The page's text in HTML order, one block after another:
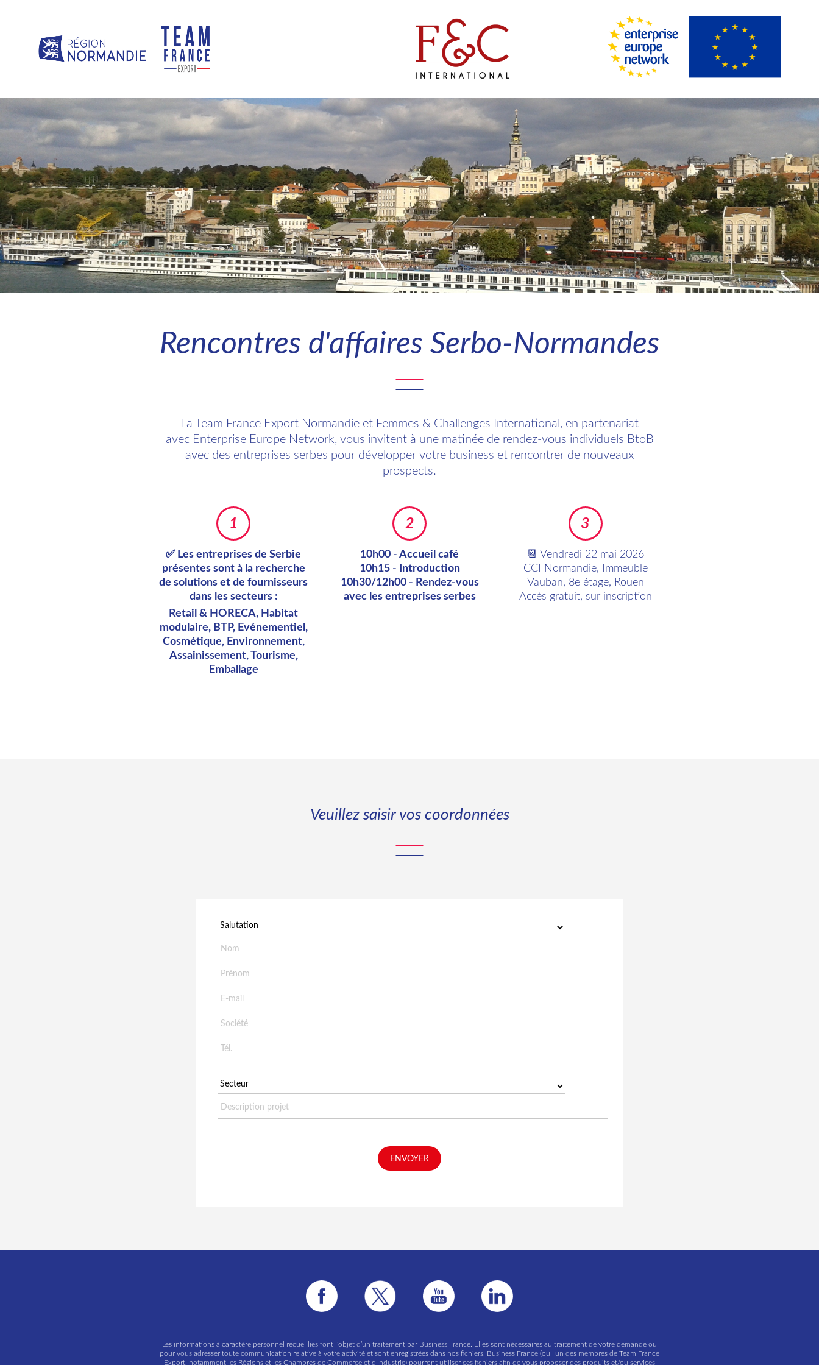
Rencontres d'affaires Serbo-Normandes
La Team France Export Normandie et Femmes & Challenges International, en partenariat
avec Enterprise Europe Network, vous invitent à une matinée de rendez-vous individuels BtoB
avec des entreprises serbes pour développer votre business et rencontrer de nouveaux
prospects.
1
✅ Les entreprises de Serbie
présentes sont à la recherche
de solutions et de fournisseurs
dans les secteurs :
Retail & HORECA, Habitat
modulaire, BTP, Evénementiel,
Cosmétique, Environnement,
Assainissement, Tourisme,
Emballage
2
10h00 - Accueil café
10h15 - Introduction
10h30/12h00 - Rendez-vous
avec les entreprises serbes
3
📆 Vendredi 22 mai 2026
CCI Normandie, Immeuble
Vauban, 8e étage, Rouen
Accès gratuit, sur inscription
Veuillez saisir vos coordonnées
Les informations à caractère personnel recueillies font l’objet d’un traitement par Business France. Elles sont nécessaires au traitement de votre demande ou
pour vous adresser toute communication relative à votre activité et sont enregistrées dans nos fichiers. Business France (ou l’un des membres de Team France
Export, notamment les Régions et les Chambres de Commerce et d’Industrie) pourront utiliser ces fichiers afin de vous proposer des produits et/ou services